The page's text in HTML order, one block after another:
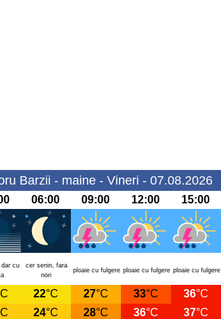
Barzii - maine - Vineri - 07.08.2026
06:00 09:00 12:00 15:00
dar cu
cer senin, fara
nori
ploaie cu fulgere ploaie cu fulgere ploaie cu fulgere
22°C 27°C 33°C 36°C
24°C 28°C 36°C 37°C